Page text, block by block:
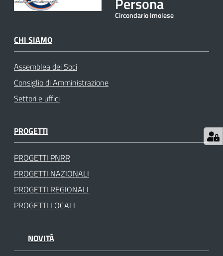
gli
Circondario Imolese
CHI SIAMO
Assemblea dei Soci
Consiglio di Amministrazione
Settori e uffici
PROGETTI
PROGETTI PNRR
PROGETTI NAZIONALI
PROGETTI REGIONALI
PROGETTI LOCALI
NOVITÀ